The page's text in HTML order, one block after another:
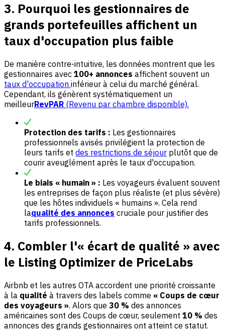
3. Pourquoi les gestionnaires de
grands portefeuilles affichent un
taux d'occupation plus faible
De manière contre-intuitive, les données montrent que les
gestionnaires avec 100+ annonces affichent souvent un
taux d'occupation inférieur à celui du marché général.
Cependant, ils génèrent systématiquement un
meilleurRevPAR (Revenu par chambre disponible).
Protection des tarifs : Les gestionnaires
professionnels avisés privilégient la protection de
leurs tarifs et des restrictions de séjour plutôt que de
courir aveuglément après le taux d'occupation.
Le biais « humain » : Les voyageurs évaluent souvent
les entreprises de façon plus réaliste (et plus sévère)
que les hôtes individuels « humains ». Cela rend
laqualité des annonces cruciale pour justifier des
tarifs professionnels.
4. Combler l'« écart de qualité » avec
le Listing Optimizer de PriceLabs
Airbnb et les autres OTA accordent une priorité croissante
à la qualité à travers des labels comme « Coups de cœur
des voyageurs ». Alors que 30 % des annonces
américaines sont des Coups de cœur, seulement 10 % des
annonces des grands gestionnaires ont atteint ce statut.